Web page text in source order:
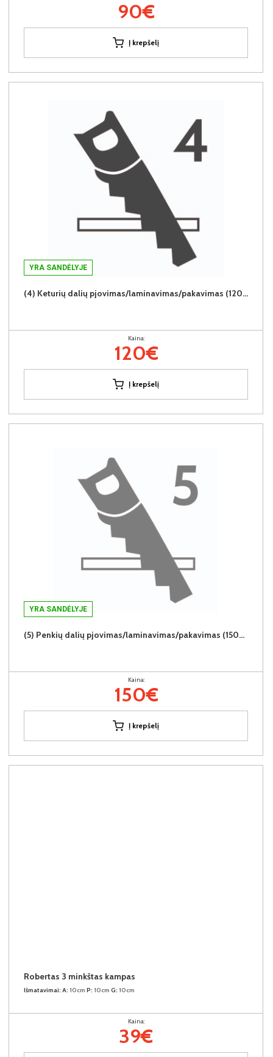
90€
Į krepšelį
YRA SANDĖLYJE
(4) Keturių dalių pjovimas/laminavimas/pakavimas (120€/4vnt.)
Kaina:
120€
Į krepšelį
YRA SANDĖLYJE
(5) Penkių dalių pjovimas/laminavimas/pakavimas (150€/5vnt.)
Kaina:
150€
Į krepšelį
Robertas 3 minkštas kampas
Išmatavimai: A: 10cm P: 10cm G: 10cm
Kaina:
39€